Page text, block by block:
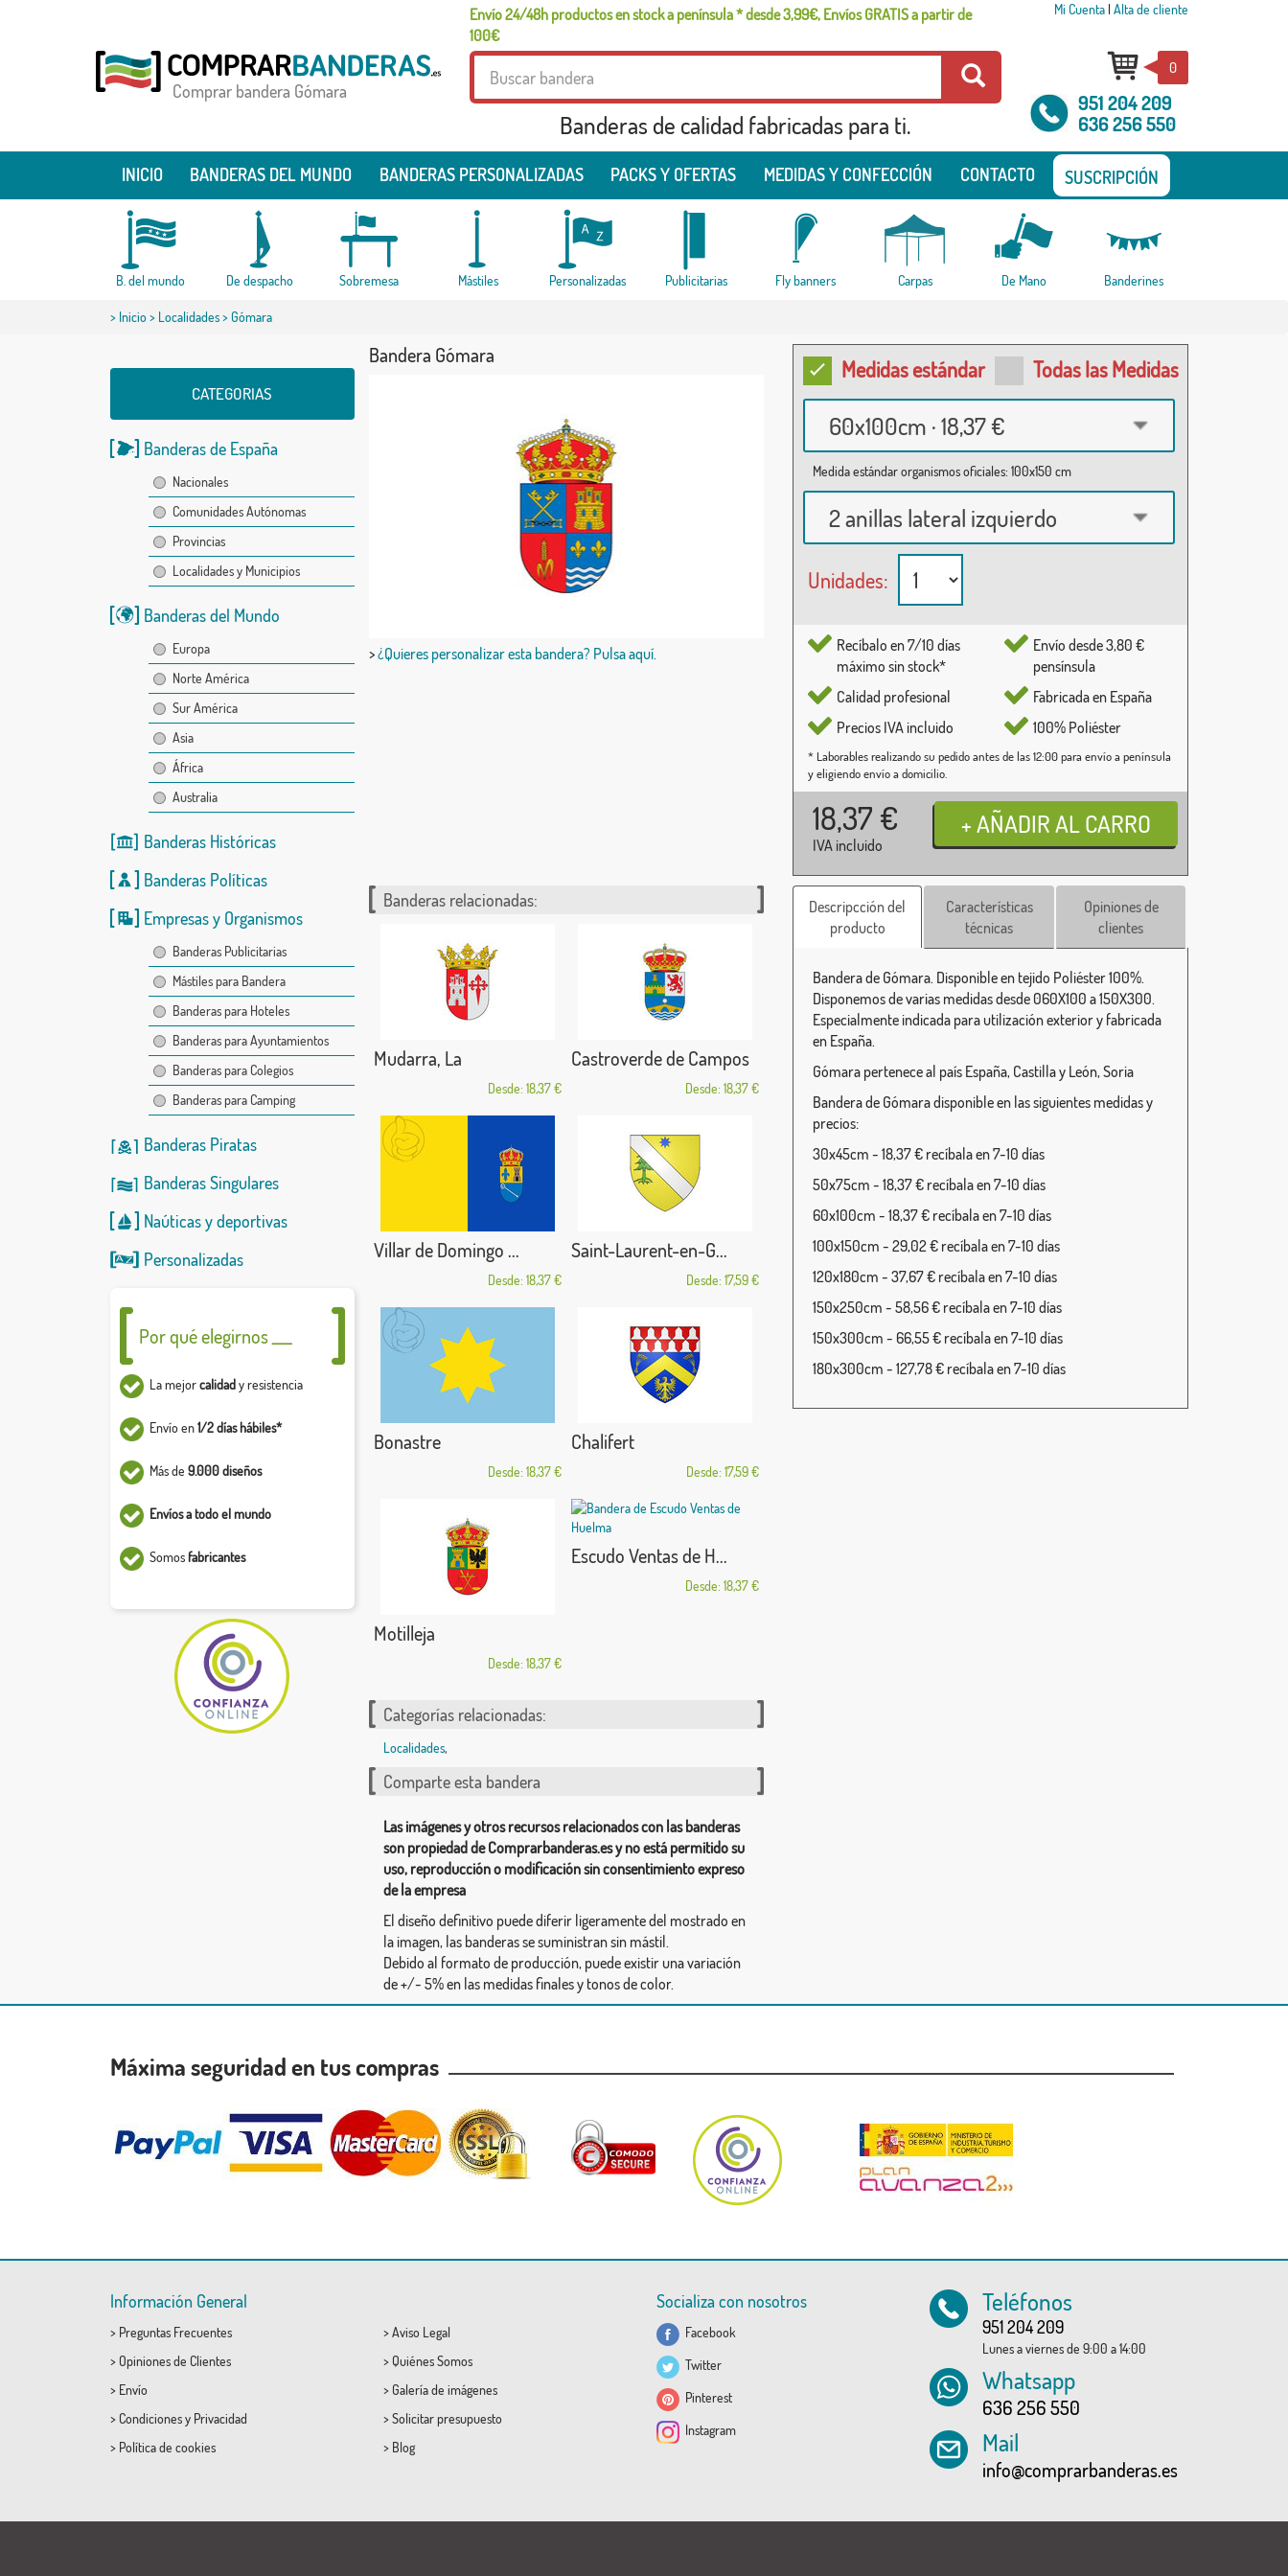
Envío 24/48h productos en stock a península * desde 3,99€, Envíos GRATIS a partir de
100€
Mi Cuenta| Alta de cliente
Comprar bandera Gómara
Banderas de calidad fabricadas para ti.
0
951 204 209
636 256 550
INICIO BANDERAS DEL MUNDO BANDERAS PERSONALIZADAS PACKS Y OFERTAS MEDIDAS Y CONFECCIÓN CONTACTO SUSCRIPCIÓN
B. del mundo De despacho Sobremesa Mástiles Personalizadas Publicitarias Fly banners Carpas De Mano Banderines
> Inicio> Localidades> Gómara
CATEGORIAS
Banderas de España
Nacionales
Comunidades Autónomas
Provincias
Localidades y Municipios
Banderas del Mundo
Europa
Norte América
Sur América
Asia
África
Australia
Banderas Históricas
Banderas Políticas
Empresas y Organismos
Banderas Publicitarias
Mástiles para Bandera
Banderas para Hoteles
Banderas para Ayuntamientos
Banderas para Colegios
Banderas para Camping
Banderas Piratas
Banderas Singulares
Naúticasydeportivas
Personalizadas
Por qué elegirnos ___
La mejorcalidady resistencia
Envío en1/2 días hábiles*
Más de 9.000 diseños
Envíos a todo el mundo
Somosfabricantes
Bandera Gómara
>¿Quieres personalizar esta bandera? Pulsa aquí.
Medidas estándar Todas las Medidas
60x100cm · 18,37 €
Medida estándar organismos oficiales: 100x150 cm
2 anillas lateral izquierdo
Unidades:
Recíbalo en 7/10 días
máximo sin stock*
Calidad profesional
Precios IVA incluido
Envío desde 3,80 €
pensínsula
Fabricada en España
100% Poliéster
* Laborables realizando su pedido antes de las 12:00 para envío a península
y eligiendo envío a domicilio.
18,37 €
IVA incluido
Banderas relacionadas:
Mudarra, La
Desde: 18,37 €
Castroverde de Campos
Desde: 18,37 €
Villar de Domingo ...
Desde: 18,37 €
Saint-Laurent-en-G...
Desde: 17,59 €
Bonastre
Desde: 18,37 €
Chalifert
Desde: 17,59 €
Motilleja
Desde: 18,37 €
Escudo Ventas de H...
Desde: 18,37 €
Categorías relacionadas:
Localidades,
Comparte esta bandera
Las imágenes y otros recursos relacionados con las banderas
son propiedad de Comprarbanderas.es y no está permitido su
uso, reproducción o modificación sin consentimiento expreso
de la empresa
El diseño definitivo puede diferir ligeramente del mostrado en
la imagen, las banderas se suministran sin mástil.
Debido al formato de producción, puede existir una variación
de +/- 5% en las medidas finales y tonos de color.
Descripcción del
producto
Características
técnicas
Opiniones de
clientes
Bandera de Gómara. Disponible en tejido Poliéster 100%.
Disponemos de varias medidas desde 060X100 a 150X300.
Especialmente indicada para utilización exterior y fabricada
en España.
Gómara pertenece al país España, Castilla y León, Soria
Bandera de Gómara disponible en las siguientes medidas y
precios:
30x45cm - 18,37 € recíbala en 7-10 días
50x75cm - 18,37 € recíbala en 7-10 días
60x100cm - 18,37 € recíbala en 7-10 días
100x150cm - 29,02 € recíbala en 7-10 días
120x180cm - 37,67 € recíbala en 7-10 días
150x250cm - 58,56 € recíbala en 7-10 días
150x300cm - 66,55 € recíbala en 7-10 días
180x300cm - 127,78 € recíbala en 7-10 días
Máxima seguridad en tus compras
Información General
> Preguntas Frecuentes
> Opiniones de Clientes
> Envío
> Condicionesy Privacidad
> Política de cookies
> Aviso Legal
> Quiénes Somos
> Galería de imágenes
> Solicitar presupuesto
> Blog
Socializa con nosotros
Facebook
Twitter
Pinterest
Instagram
Teléfonos
951 204 209
Lunes a viernes de 9:00 a 14:00
Whatsapp
636 256 550
Mail
info@comprarbanderas.es